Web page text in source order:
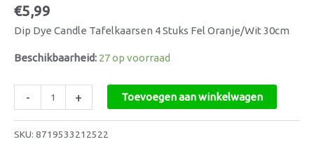
€5,99
Dip Dye Candle Tafelkaarsen 4 Stuks Fel Oranje/Wit 30cm
Beschikbaarheid: 27 op voorraad
- + Toevoegen aan winkelwagen
SKU: 8719533212522